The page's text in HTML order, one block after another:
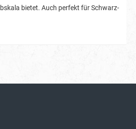
bietet. Auch perfekt für Schwarz-